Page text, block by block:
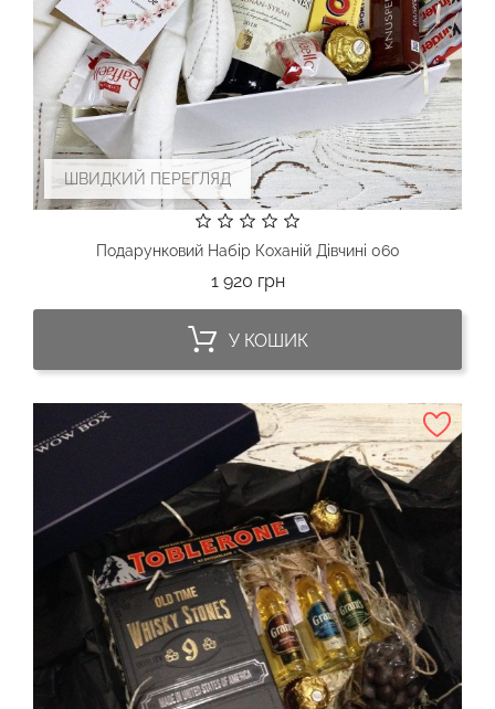
ШВИДКИЙ ПЕРЕГЛЯД
Подарунковий Набір Коханій Дівчині 060
1 920 грнЦіна
У КОШИК